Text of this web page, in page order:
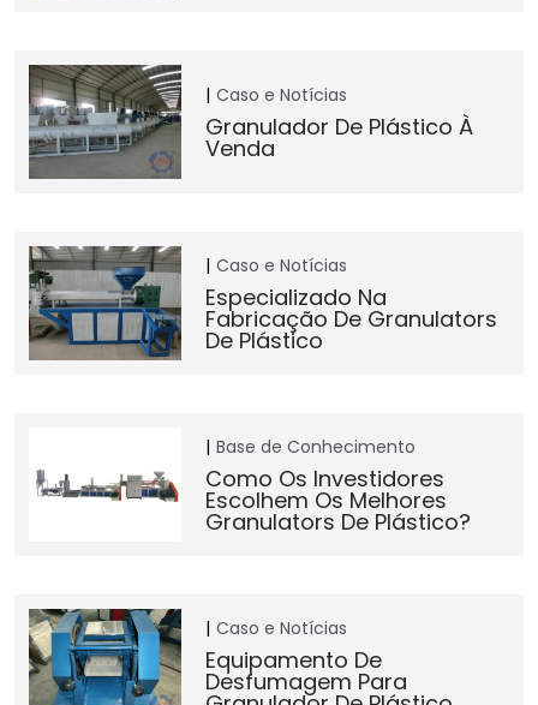
Caso e Notícias
Granulador De Plástico À
Venda
Caso e Notícias
Especializado Na
Fabricação De Granulators
De Plástico
Base de Conhecimento
Como Os Investidores
Escolhem Os Melhores
Granulators De Plástico?
Caso e Notícias
Equipamento De
Desfumagem Para